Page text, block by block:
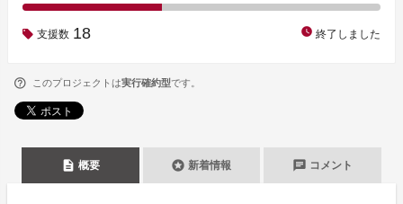
支援数 18 watch_later 終了しました
このプロジェクトは実行確約型です。
description 概要 stars 新着情報 chat コメント